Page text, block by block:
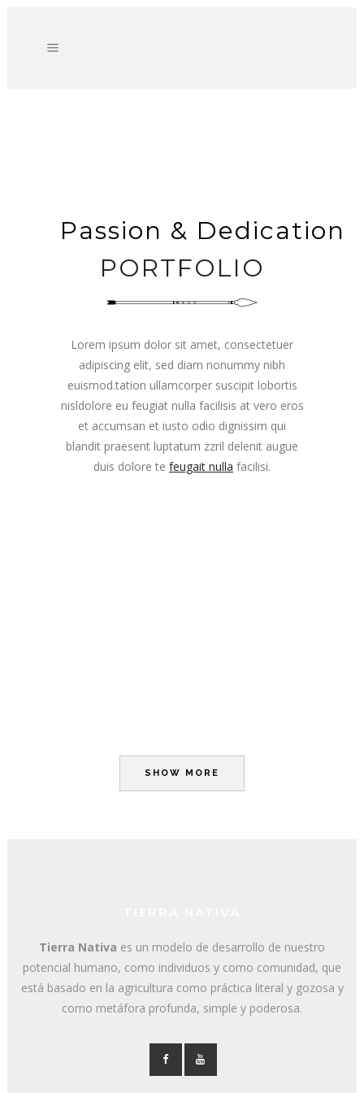
Passion & Dedication
PORTFOLIO
Lorem ipsum dolor sit amet, consectetuer
adipiscing elit, sed diam nonummy nibh
euismod.tation ullamcorper suscipit lobortis
nisldolore eu feugiat nulla facilisis at vero eros
et accumsan et iusto odio dignissim qui
blandit praesent luptatum zzril delenit augue
duis dolore te feugait nulla facilisi.
SHOW MORE
Tierra Nativa es un modelo de desarrollo de nuestro
potencial humano, como individuos y como comunidad, que
está basado en la agricultura como práctica literal y gozosa y
como metáfora profunda, simple y poderosa.